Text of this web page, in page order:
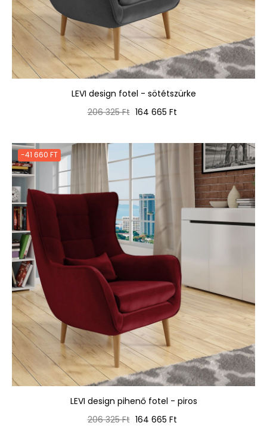
LEVI design fotel - sötétszürke
Normál
206 325 Ft Ár
164 665 Ft
-41 660 FT
LEVI design pihenő fotel - piros
Normál
206 325 Ft Ár
164 665 Ft